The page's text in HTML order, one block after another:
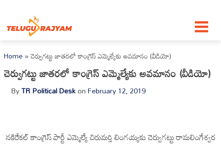
Home»చెర్వుగట్టు జాతరలో కాంగ్రెస్ ఎమ్మెల్యేకు అవమానం (వీడియో)
చెర్వుగట్టు జాతరలో కాంగ్రెస్ ఎమ్మెల్యేకు అవమానం (వీడియో)
ByTR Political DeskonFebruary 12, 2019
నకిరేకల్ కాంగ్రెస్ పార్టీ ఎమ్మెల్యే చిరుమర్తి లింగయ్యకు చెర్వుగట్టు రామలింగేశ్వర